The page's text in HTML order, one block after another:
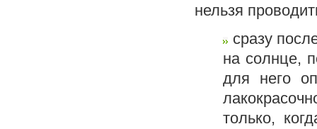
нельзя
сразу
на солнце,
для него
только,